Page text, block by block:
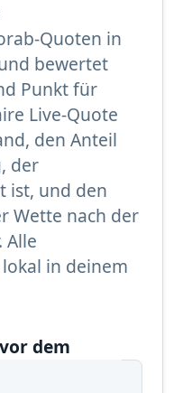
Quoten in
bewertet
Punkt für
Live-Quote
den Anteil
der
ist, und den
Wette nach der
Alle
in deinem
dem